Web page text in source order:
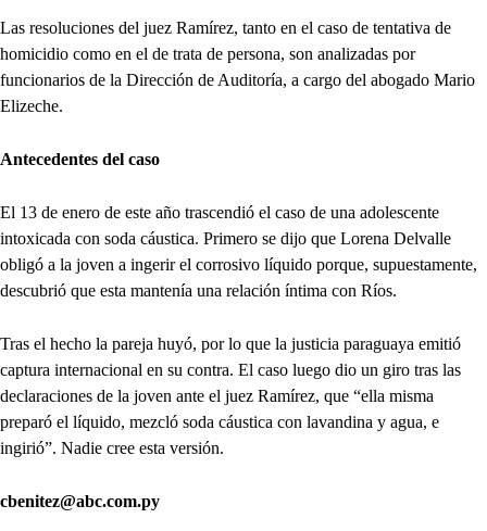
Las resoluciones del juez Ramírez, tanto en el caso de tentativa de
homicidio como en el de trata de persona, son analizadas por
funcionarios de la Dirección de Auditoría, a cargo del abogado Mario
Elizeche.
Antecedentes del caso
El 13 de enero de este año trascendió el caso de una adolescente
intoxicada con soda cáustica. Primero se dijo que Lorena Delvalle
obligó a la joven a ingerir el corrosivo líquido porque, supuestamente,
descubrió que esta mantenía una relación íntima con Ríos.
Tras el hecho la pareja huyó, por lo que la justicia paraguaya emitió
captura internacional en su contra. El caso luego dio un giro tras las
declaraciones de la joven ante el juez Ramírez, que “ella misma
preparó el líquido, mezcló soda cáustica con lavandina y agua, e
ingirió”. Nadie cree esta versión.
cbenitez@abc.com.py